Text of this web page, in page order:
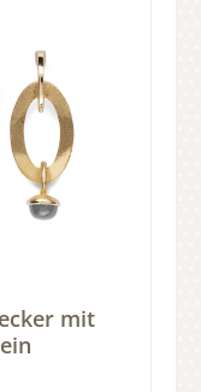
mit